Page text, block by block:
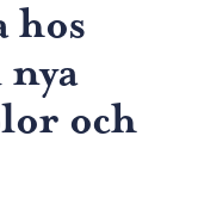
hos
nya
och